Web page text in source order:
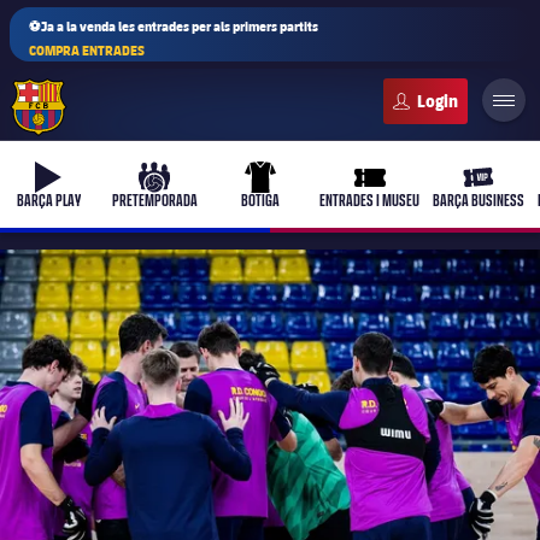
⚽Ja a la venda les entrades per als primers partits
COMPRA ENTRADES
b-play
BARÇA PLAY
culers-ball
PRETEMPORADA
uniform
BOTIGA
ticket-full
ENTRADES I MUSEU
ticket-
BARÇA BUSINESS